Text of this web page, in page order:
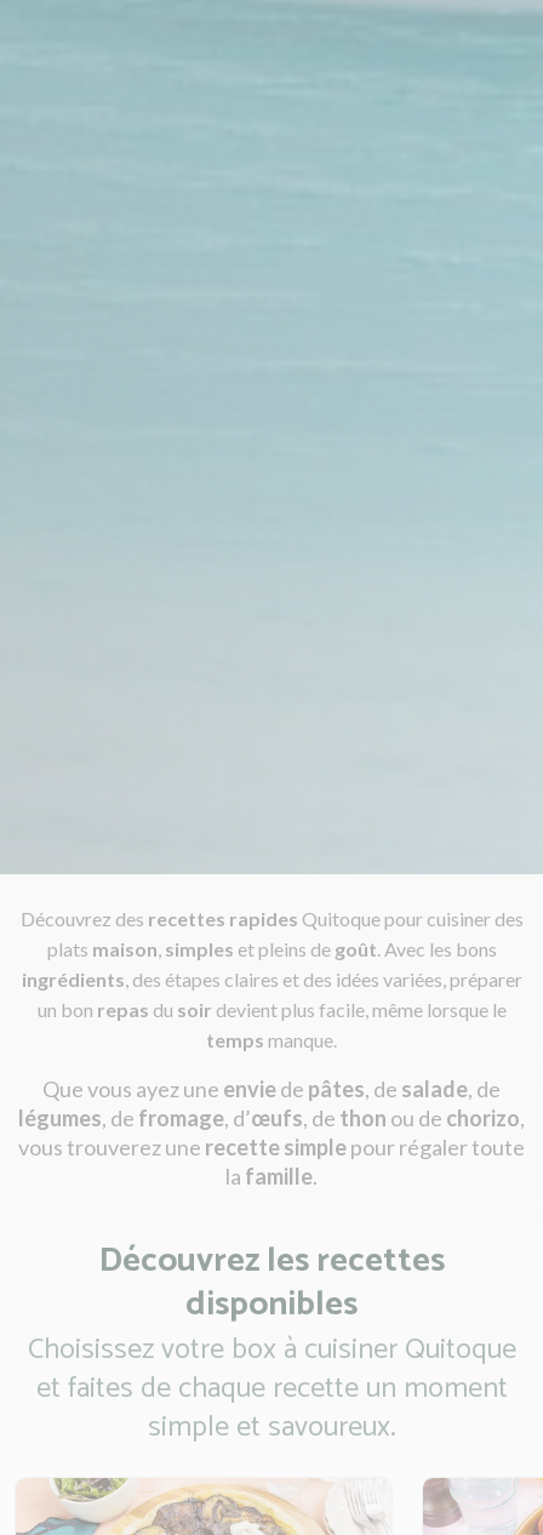
Découvrez des recettes rapides Quitoque pour cuisiner des
plats maison simples et pleins de goût . Avec les bons
ingrédients , des étapes claires et des idées variées, préparer
un bon repas du soir devient plus facile, même lorsque le
temps manque.
Que vous ayez une enviede pâtes, de salade, de
légumes, de fromage, d’œufs, de thon ou de chorizo,
vous trouverez une recette simplepour régaler toute
la famille.
Découvrez les recettes
disponibles
Choisissez votre box à cuisiner Quitoque
et faites de chaque recette un moment
simple et savoureux.